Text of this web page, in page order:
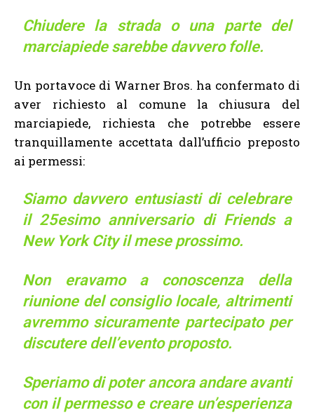
Chiudere la strada o una parte del
marciapiede sarebbe davvero folle.
Un portavoce di Warner Bros. ha confermato di
aver richiesto al comune la chiusura del
marciapiede, richiesta che potrebbe essere
tranquillamente accettata dall’ufficio preposto
ai permessi:
Siamo davvero entusiasti di celebrare
il 25esimo anniversario di Friends a
New York City il mese prossimo.
Non eravamo a conoscenza della
riunione del consiglio locale, altrimenti
avremmo sicuramente partecipato per
discutere dell’evento proposto.
Speriamo di poter ancora andare avanti
con il permesso e creare un’esperienza